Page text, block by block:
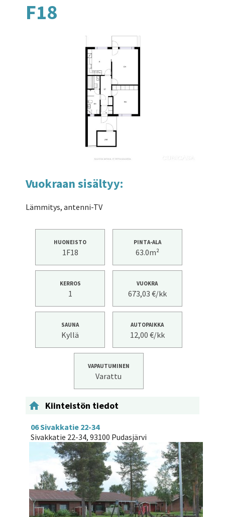
F18
Vuokraan sisältyy:
Lämmitys, antenni-TV
HUONEISTO
1F18
PINTA-ALA
63.0m²
KERROS
1
VUOKRA
673,03 €/kk
SAUNA
Kyllä
AUTOPAIKKA
12,00 €/kk
VAPAUTUMINEN
Varattu
 Kiinteistön tiedot
06 Sivakkatie 22-34
Sivakkatie 22-34, 93100 Pudasjärvi